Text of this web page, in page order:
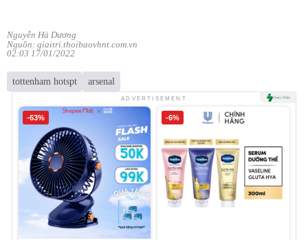
Nguyễn Hà Dương
Nguồn: giaitri.thoibaovhnt.com.vn
02:03 17/01/2022
tottenham hotspt arsenal
ADVERTISEMENT
-63% -6%